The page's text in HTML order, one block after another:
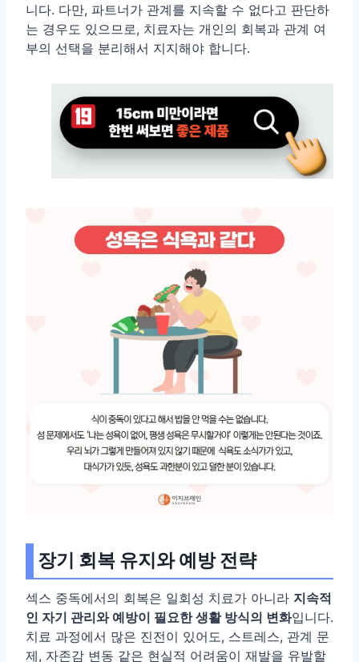
니다. 다만, 파트너가 관계를 지속할 수 없다고 판단하
는 경우도 있으므로, 치료자는 개인의 회복과 관계 여
부의 선택을 분리해서 지지해야 합니다.
장기 회복 유지와 예방 전략
섹스 중독에서의 회복은 일회성 치료가 아니라 지속적
인 자기 관리와 예방이 필요한 생활 방식의 변화입니다.
치료 과정에서 많은 진전이 있어도, 스트레스, 관계 문
제, 자존감 변동 같은 현실적 어려움이 재발을 유발할